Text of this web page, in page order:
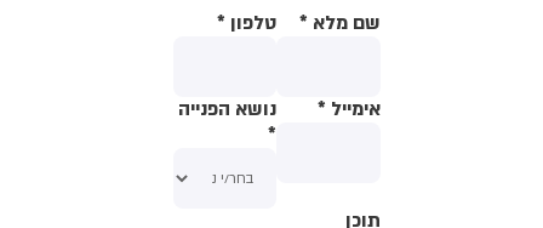
שם מלא * טלפון *
אימייל *
נושא הפנייה
*
תוכן